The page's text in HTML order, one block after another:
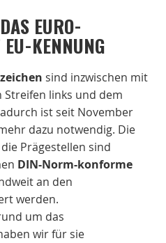
EURO-
KENNUNG
sind inzwischen mit
links und dem
ist seit November
dazu notwendig. Die
Prägestellen sind
DIN-Norm-konforme
an den
werden.
um das
wir für sie